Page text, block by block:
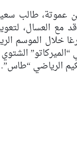
عموتة، طالب
مع العسال،
خلال الموسم
“الميركاتو”
الرياضي “طاس”.